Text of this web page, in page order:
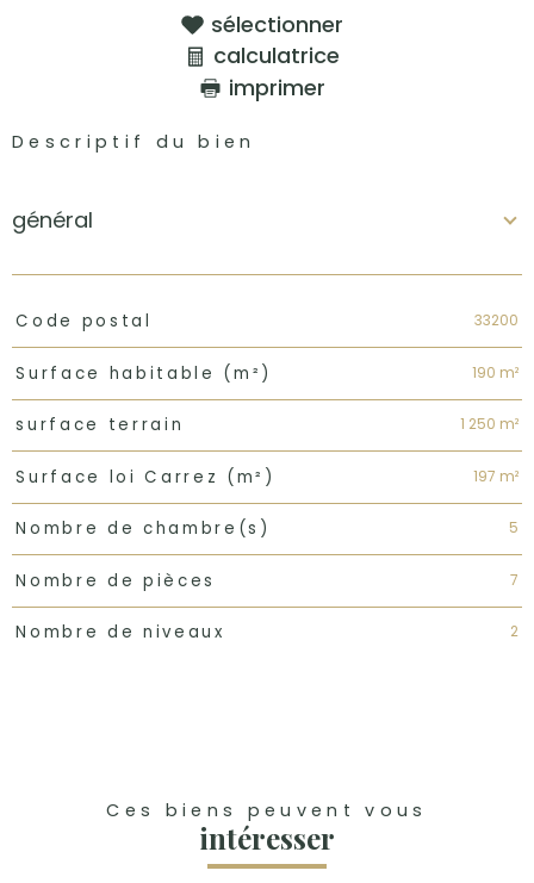
sélectionner
calculatrice
imprimer
Descriptif du bien
général
TRAD_PAMPERO_Caracteristique
Code postal 33200
Surface habitable (m²) 190 m²
surface terrain 1 250 m²
Surface loi Carrez (m²) 197 m²
Nombre de chambre(s) 5
Nombre de pièces 7
Nombre de niveaux 2
Ces biens peuvent vous
intéresser